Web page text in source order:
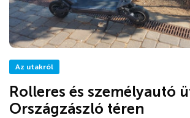
Az utakról
Rolleres és személyautó
Országzászló téren